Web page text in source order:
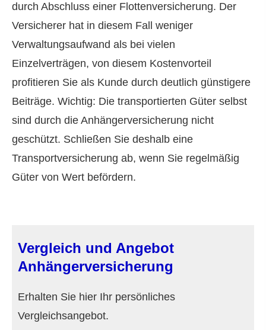
durch Abschluss einer Flottenversicherung. Der
Versicherer hat in diesem Fall weniger
Verwaltungsaufwand als bei vielen
Einzelverträgen, von diesem Kostenvorteil
profitieren Sie als Kunde durch deutlich günstigere
Beiträge. Wichtig: Die transportierten Güter selbst
sind durch die Anhängerversicherung nicht
geschützt. Schließen Sie deshalb eine
Transportversicherung ab, wenn Sie regelmäßig
Güter von Wert befördern.
Vergleich und Angebot
Anhängerversicherung
Erhalten Sie hier Ihr persönliches
Vergleichsangebot.